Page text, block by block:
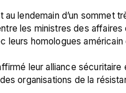
au lendemain d’un sommet
les ministres des
leurs homologues américain
leur alliance sécuritaire
organisations de la